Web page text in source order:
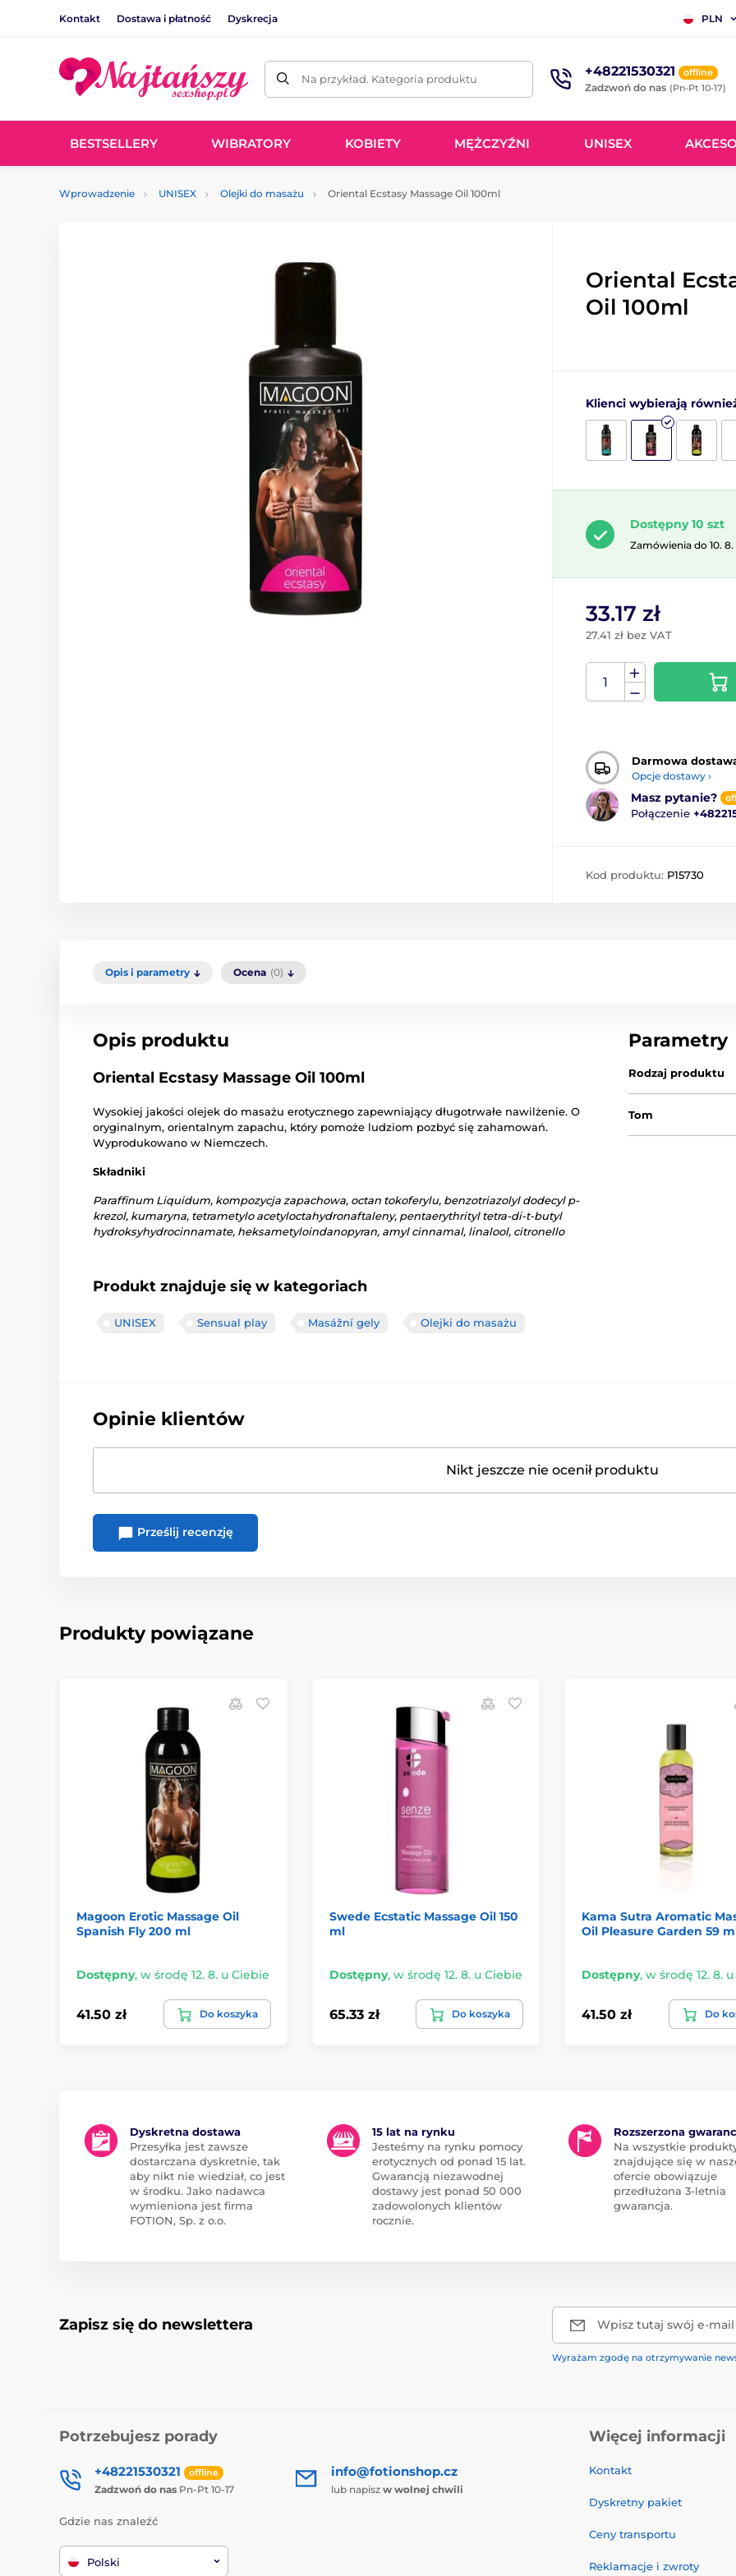
Kontakt Dostawa i płatność Dyskrecja PLN
Na przykład. Kategoria produktu +48221530321 offline
Zadzwoń do nas (Pn-Pt 10-17)
BESTSELLERY WIBRATORY KOBIETY MĘŻCZYŹNI UNISEX
Wprowadzenie UNISEX Olejki do masażu Oriental Ecstasy Massage Oil 100ml
Oriental
Oil 100ml
Klienci wybierają
Dostępny 10 szt
Zamówienia do 10.
33.17 zł
27.41 zł bez VAT
Darmowa
Opcje dostawy ›
Masz pytanie?
Połączenie
Kod produktu: P15730
Opis i parametry Ocena (0)
Opis produktu
Oriental Ecstasy Massage Oil 100ml
Wysokiej jakości olejek do masażu erotycznego zapewniający długotrwałe nawilżenie. O
oryginalnym, orientalnym zapachu, który pomoże ludziom pozbyć się zahamowań.
Wyprodukowano w Niemczech.
Składniki
Paraffinum Liquidum, kompozycja zapachowa, octan tokoferylu, benzotriazolyl dodecyl p-
krezol, kumaryna, tetrametylo acetyloctahydronaftaleny, pentaerythrityl tetra-di-t-butyl
hydroksyhydrocinnamate, heksametyloindanopyran, amyl cinnamal, linalool, citronello
Produkt znajduje się w kategoriach
UNISEX Sensual play Masážní gely Olejki do masażu
Parametry
Rodzaj produktu
Tom
Opinie klientów
Nikt jeszcze nie ocenił produktu
Prześlij recenzję
Produkty powiązane
Magoon Erotic Massage Oil
Spanish Fly 200 ml
Dostępny, w środę 12. 8. u Ciebie
41.50 zł Do koszyka
Swede Ecstatic Massage Oil 150
ml
Dostępny, w środę 12. 8. u Ciebie
65.33 zł Do koszyka
Kama Sutra Aromatic
Oil Pleasure Garden 59
Dostępny, w środę 12. 8.
41.50 zł Do
Dyskretna dostawa
Przesyłka jest zawsze
dostarczana dyskretnie, tak
aby nikt nie wiedział, co jest
w środku. Jako nadawca
wymieniona jest firma
FOTION, Sp. z o.o.
15 lat na rynku
Jesteśmy na rynku pomocy
erotycznych od ponad 15 lat.
Gwarancją niezawodnej
dostawy jest ponad 50 000
zadowolonych klientów
rocznie.
Rozszerzona
Na wszystkie
znajdujące się w
ofercie obowiązuje
przedłużona 3-letnia
gwarancja.
Zapisz się do newslettera Wpisz tutaj swój e-mail
Wyrażam zgodę na otrzymywanie
Potrzebujesz porady
+48221530321 offline
Zadzwoń do nas Pn-Pt 10-17
info@fotionshop.cz
lub napisz w wolnej chwili
Gdzie nas znaleźć
Polski
Więcej informacji
Kontakt
Dyskretny pakiet
Ceny transportu
Reklamacje i zwroty